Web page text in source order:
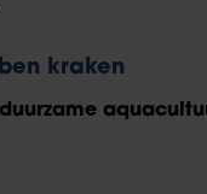
kraken